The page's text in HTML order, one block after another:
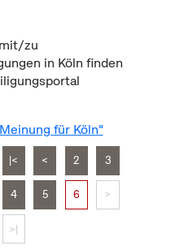
zu
in Köln finden
für Köln"
|< < 2 3
4 5 6 >
>|